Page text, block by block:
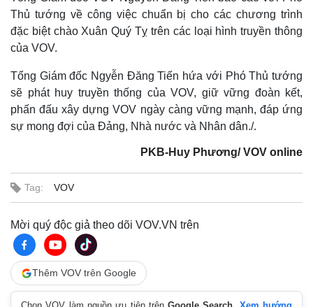
Thủ tướng về công việc chuẩn bị cho các chương trình
đặc biệt chào Xuân Quý Tỵ trên các loại hình truyền thông
của VOV.
Tổng Giám đốc Ngyễn Đăng Tiến hứa với Phó Thủ tướng
sẽ phát huy truyền thống của VOV, giữ vững đoàn kết,
phấn đấu xây dựng VOV ngày càng vững mạnh, đáp ứng
sự mong đợi của Đảng, Nhà nước và Nhân dân./.
PKB-Huy Phương/ VOV online
Tag: VOV
Mời quý độc giả theo dõi VOV.VN trên
Thêm VOV trên Google